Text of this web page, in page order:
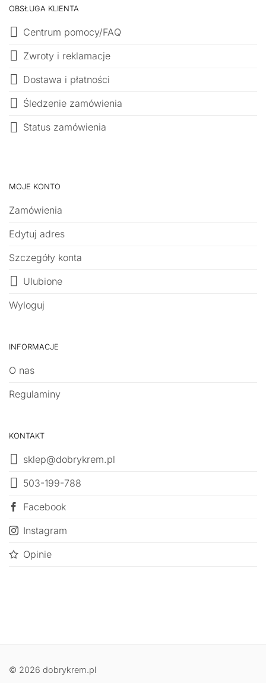
OBSŁUGA KLIENTA
Centrum pomocy/FAQ
Zwroty i reklamacje
Dostawa i płatności
Śledzenie zamówienia
Status zamówienia
MOJE KONTO
Zamówienia
Edytuj adres
Szczegóły konta
Ulubione
Wyloguj
INFORMACJE
O nas
Regulaminy
KONTAKT
sklep@dobrykrem.pl
503-199-788
Facebook
Instagram
Opinie
© 2026 dobrykrem.pl